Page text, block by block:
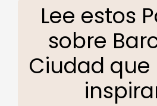
Lee estos
sobre
Ciudad